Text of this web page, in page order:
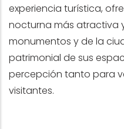
experiencia turística,
nocturna más atractiva
monumentos y de la
patrimonial de sus
percepción tanto para
visitantes.